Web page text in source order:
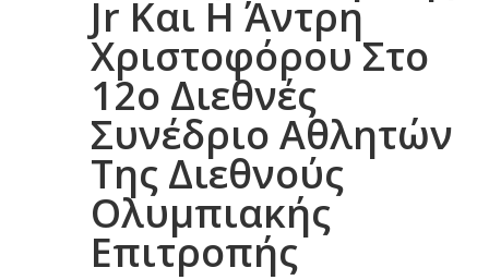
Jr Και Η Άντρη
Χριστοφόρου Στο
12ο Διεθνές
Συνέδριο Αθλητών
Της Διεθνούς
Ολυμπιακής
Επιτροπής